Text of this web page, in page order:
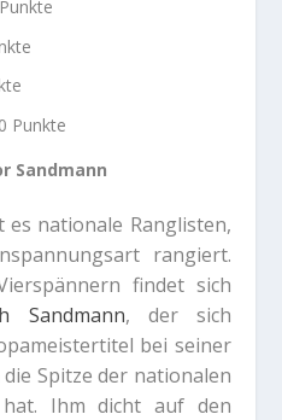
Punkte
Sandmann
nationale Ranglisten,
rangiert.
findet sich
Sandmann, der sich
bei seiner
Spitze der nationalen
hat. Ihm dicht auf den